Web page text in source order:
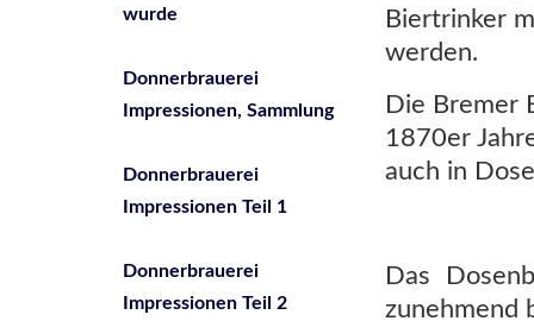
wurde
Donnerbrauerei
Impressionen, Sammlung
Donnerbrauerei
Impressionen Teil 1
Donnerbrauerei
Impressionen Teil 2
Biertrinker
werden.
Die Bremer
1870er
auch in
Das
zunehmend